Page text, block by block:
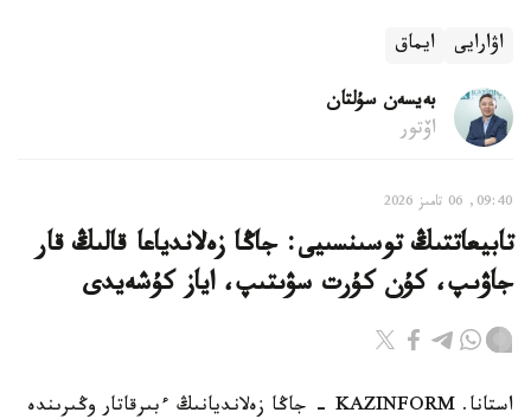
اۋارايى ايماق
بەيسەن سۇلتان
اۆتور
09:40, 06 تامىز 2026
تابيعاتتىڭ توسىنسىيى: جاڭا زەلاندياعا قالىڭ قار
جاۋىپ، كۇن كۇرت سۋىتىپ، اياز كۇشەيدى
استانا. KAZINFORM - جاڭا زەلانديانىڭ ءبىرقاتار وڭىرىندە